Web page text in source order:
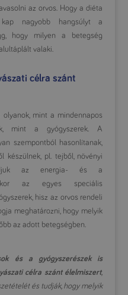
az orvos. Hogy a diéta
nagyobb hangsúlyt a
hogy milyen a betegség
valaki.
célra szánt
mint a mindennapos
mint a gyógyszerek. A
szempontból hasonlítanak,
készülnek, pl. tejből, növényi
az energia- és a
az egyes speciális
hisz az orvos rendeli
meghatározni, hogy melyik
az adott betegségben.
és a gyógyszerészek is
célra szánt élelmiszert,
és tudják, hogy melyik